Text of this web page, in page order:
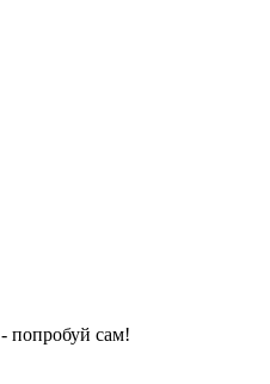
- попробуй сам!